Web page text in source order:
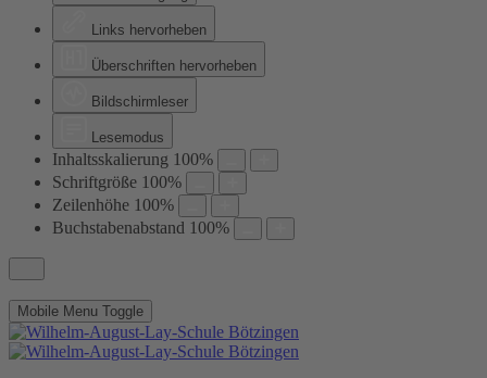
Links hervorheben
Überschriften hervorheben
Bildschirmleser
Lesemodus
Inhaltsskalierung 100%
Schriftgröße 100%
Zeilenhöhe 100%
Buchstabenabstand 100%
Mobile Menu Toggle